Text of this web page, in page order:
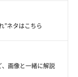
”ネタはこちら
画像と一緒に解説